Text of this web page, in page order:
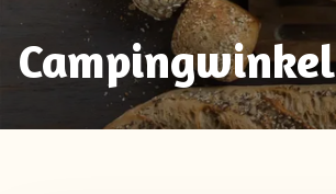
Campingwinkel